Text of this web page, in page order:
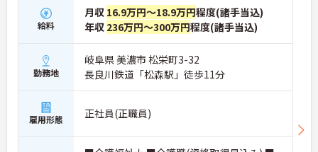
給料
月収 16.9万円～18.9万円程度(諸手当込)
年収 236万円～300万円程度(諸手当込)
勤務地
岐阜県 美濃市 松栄町3-32
長良川鉄道「松森駅」徒歩11分
雇用形態 正社員(正職員)